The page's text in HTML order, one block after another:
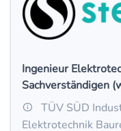
Ingenieur
Sachverständigen
TÜV SÜD
Elektrotechnik